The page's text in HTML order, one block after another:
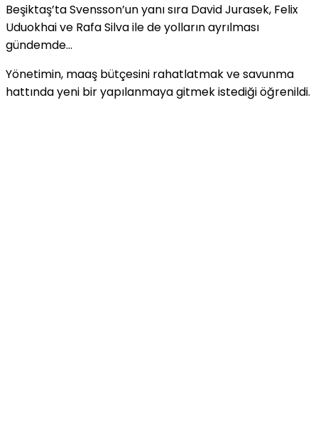
Beşiktaş’ta Svensson’un yanı sıra David Jurasek, Felix
Uduokhai ve Rafa Silva ile de yolların ayrılması
gündemde…
Yönetimin, maaş bütçesini rahatlatmak ve savunma
hattında yeni bir yapılanmaya gitmek istediği öğrenildi.